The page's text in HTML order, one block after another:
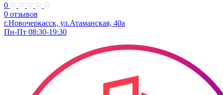
0
0 отзывов
г.Новочеркасск, ул.Атаманская, 40а
Пн-Пт 08:30-19:30